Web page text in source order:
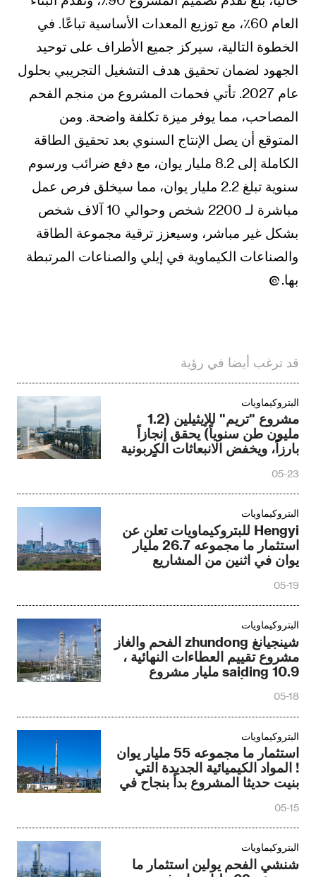
العام 60٪، مع توزيع المعدات الأساسية تباعًا. في
الخطوة التالية، سيركز جميع الأطراف على توحيد
الجهود لضمان تحقيق هدف التشغيل التجريبي بحلول
عام 2027. تأتي فحمات المشروع من منجم الفحم
المصاحب، مما يوفر ميزة تكلفة واضحة. ومن
المتوقع أن يصل الإنتاج السنوي بعد تحقيق الطاقة
الكاملة إلى 8.2 مليار يوان، مع دفع ضرائب ورسوم
سنوية تبلغ 2.2 مليار يوان، مما سيخلق فرص عمل
مباشرة لـ 2200 شخص وحوالي 10 آلاف شخص
بشكل غير مباشر، وسيعزز ترقية مجموعة الطاقة
والصناعات الكيماوية في إيلي والصناعات المرتبطة
بها.
قد ترغب أيضا في رؤية
البتروكيماويات
مشروع "تريم" للإيثيلين (1.2
مليون طن سنوياً) يحقق إنجازاً
بارزاً، ويخفض الانبعاثات الكربونية
05-23
البتروكيماويات
Hengyi للبتروكيماويات تعلن عن
استثمار ما مجموعه 26.7 مليار
يوان في اثنين من المشاريع
05-19
البتروكيماويات
شينجيانغ zhundong الفحم والغاز
مشروع تقييم العطاءات النهائية ،
saiding 10.9 مليار مشروع
05-18
البتروكيماويات
استثمار ما مجموعه 55 مليار يوان
! المواد الكيميائية الجديدة التي
بنيت حديثا المشروع بدأ بنجاح في
05-15
البتروكيماويات
شنشي الفحم يولين استثمار ما